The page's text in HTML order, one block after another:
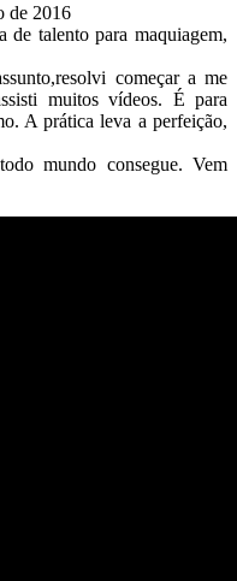
de 2016
de talento para maquiagem,
começar a me
muitos vídeos. É para
A prática leva a perfeição,
mundo consegue. Vem